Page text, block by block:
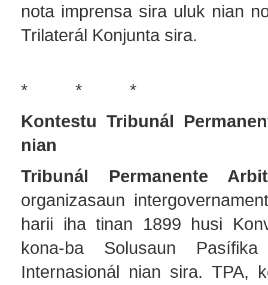
nota imprensa sira uluk nian
Trilaterál Konjunta sira.
* * *
Kontestu Tribunál
nian
Tribunál Permanente
organizasaun
harii iha tinan 1899 husi
kona-ba Solusaun
Internasionál nian sira. TPA,